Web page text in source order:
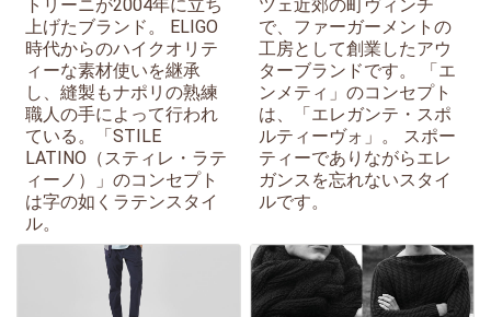
トリーニが2004年に立ち
上げたブランド。 ELIGO
時代からのハイクオリテ
ィーな素材使いを継承
し、縫製もナポリの熟練
職人の手によって行われ
ている。「STILE
LATINO（スティレ・ラテ
ィーノ）」のコンセプト
は字の如くラテンスタイ
ル。
ツェ近郊の町ヴィンチ
で、ファーガーメントの
工房として創業したアウ
ターブランドです。 「エ
ンメティ」のコンセプト
は、「エレガンテ・スポ
ルティーヴォ」。 スポー
ティーでありながらエレ
ガンスを忘れないスタイ
ルです。